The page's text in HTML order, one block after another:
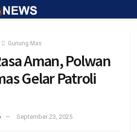
Gunung Mas
Aman, Polwan
Gelar Patroli
September 23, 2025